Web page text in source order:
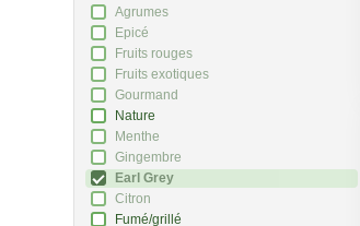
Agrumes
Epicé
Fruits rouges
Fruits exotiques
Gourmand
Nature
Menthe
Gingembre
Earl Grey
Citron
Fumé/grillé